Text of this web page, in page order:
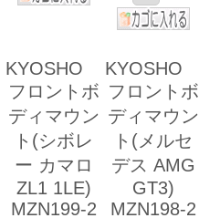
KYOSHO
フロントボ
ディマウン
ト(シボレ
ー カマロ
ZL1 1LE)
MZN199-2
KYOSHO
フロントボ
ディマウン
ト(メルセ
デス AMG
GT3)
MZN198-2